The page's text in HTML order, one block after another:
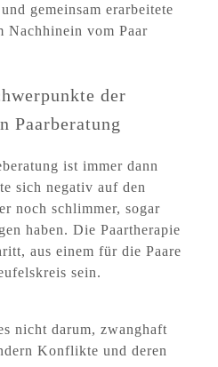
gemeinsam erarbeitete
Nachhinein vom Paar
der
Paarberatung
ist immer dann
sich negativ auf den
noch schlimmer, sogar
haben. Die Paartherapie
aus einem für die Paare
sein.
nicht darum, zwanghaft
Konflikte und deren